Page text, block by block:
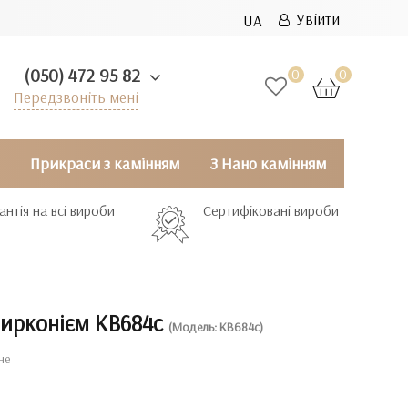
UA Увійти
0 0
(050) 472 95 82
Передзвоніть мені
Прикраси з камінням З Нано камінням
на всі вироби Сертифіковані вироби
КВ684с (Модель: КВ684с)